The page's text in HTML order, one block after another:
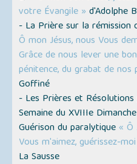
votre Évangile » d'Adolphe
- La Prière sur la rémission
Ô mon Jésus, nous Vous
Grâce de nous lever une
pénitence, du grabat de nos
Goffiné
- Les Prières et
Semaine du XVIIIe
Guérison du paralytique « Ô
Vous m'aimez, guérissez-
La Sausse